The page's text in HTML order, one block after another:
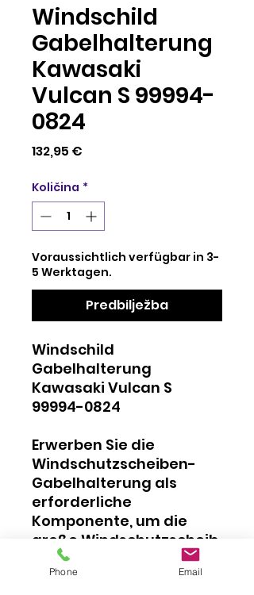
Windschild
Gabelhalterung
Kawasaki
Vulcan S 99994-
0824
132,95 €
Količina *
Voraussichtlich verfügbar in 3-
5 Werktagen.
Predbilježba
Windschild
Gabelhalterung
Kawasaki Vulcan S
99994-0824
Erwerben Sie die
Windschutzscheiben-
Gabelhalterung als
erforderliche
Komponente, um die
große Windschutzscheib
e - 99994-0823 zu
montieren.
Phone Email